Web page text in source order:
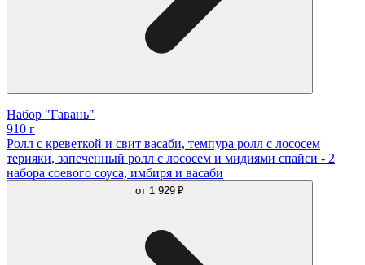
Набор "Гавань"
910 г
Ролл с креветкой и свит васаби, темпура ролл с лососем
терияки, запеченный ролл с лососем и мидиями спайси - 2
набора соевого соуса, имбиря и васаби
от 1 929 ₽